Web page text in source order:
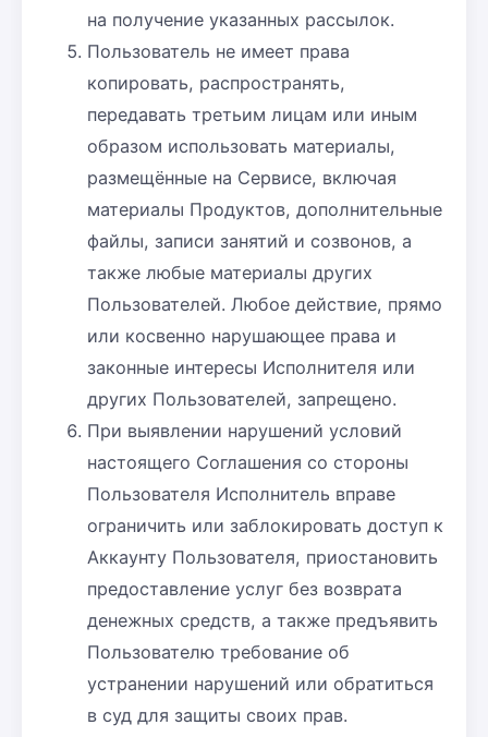
на получение указанных рассылок.
Пользователь не имеет права
копировать, распространять,
передавать третьим лицам или иным
образом использовать материалы,
размещённые на Сервисе, включая
материалы Продуктов, дополнительные
файлы, записи занятий и созвонов, а
также любые материалы других
Пользователей. Любое действие, прямо
или косвенно нарушающее права и
законные интересы Исполнителя или
других Пользователей, запрещено.
При выявлении нарушений условий
настоящего Соглашения со стороны
Пользователя Исполнитель вправе
ограничить или заблокировать доступ к
Аккаунту Пользователя, приостановить
предоставление услуг без возврата
денежных средств, а также предъявить
Пользователю требование об
устранении нарушений или обратиться
в суд для защиты своих прав.